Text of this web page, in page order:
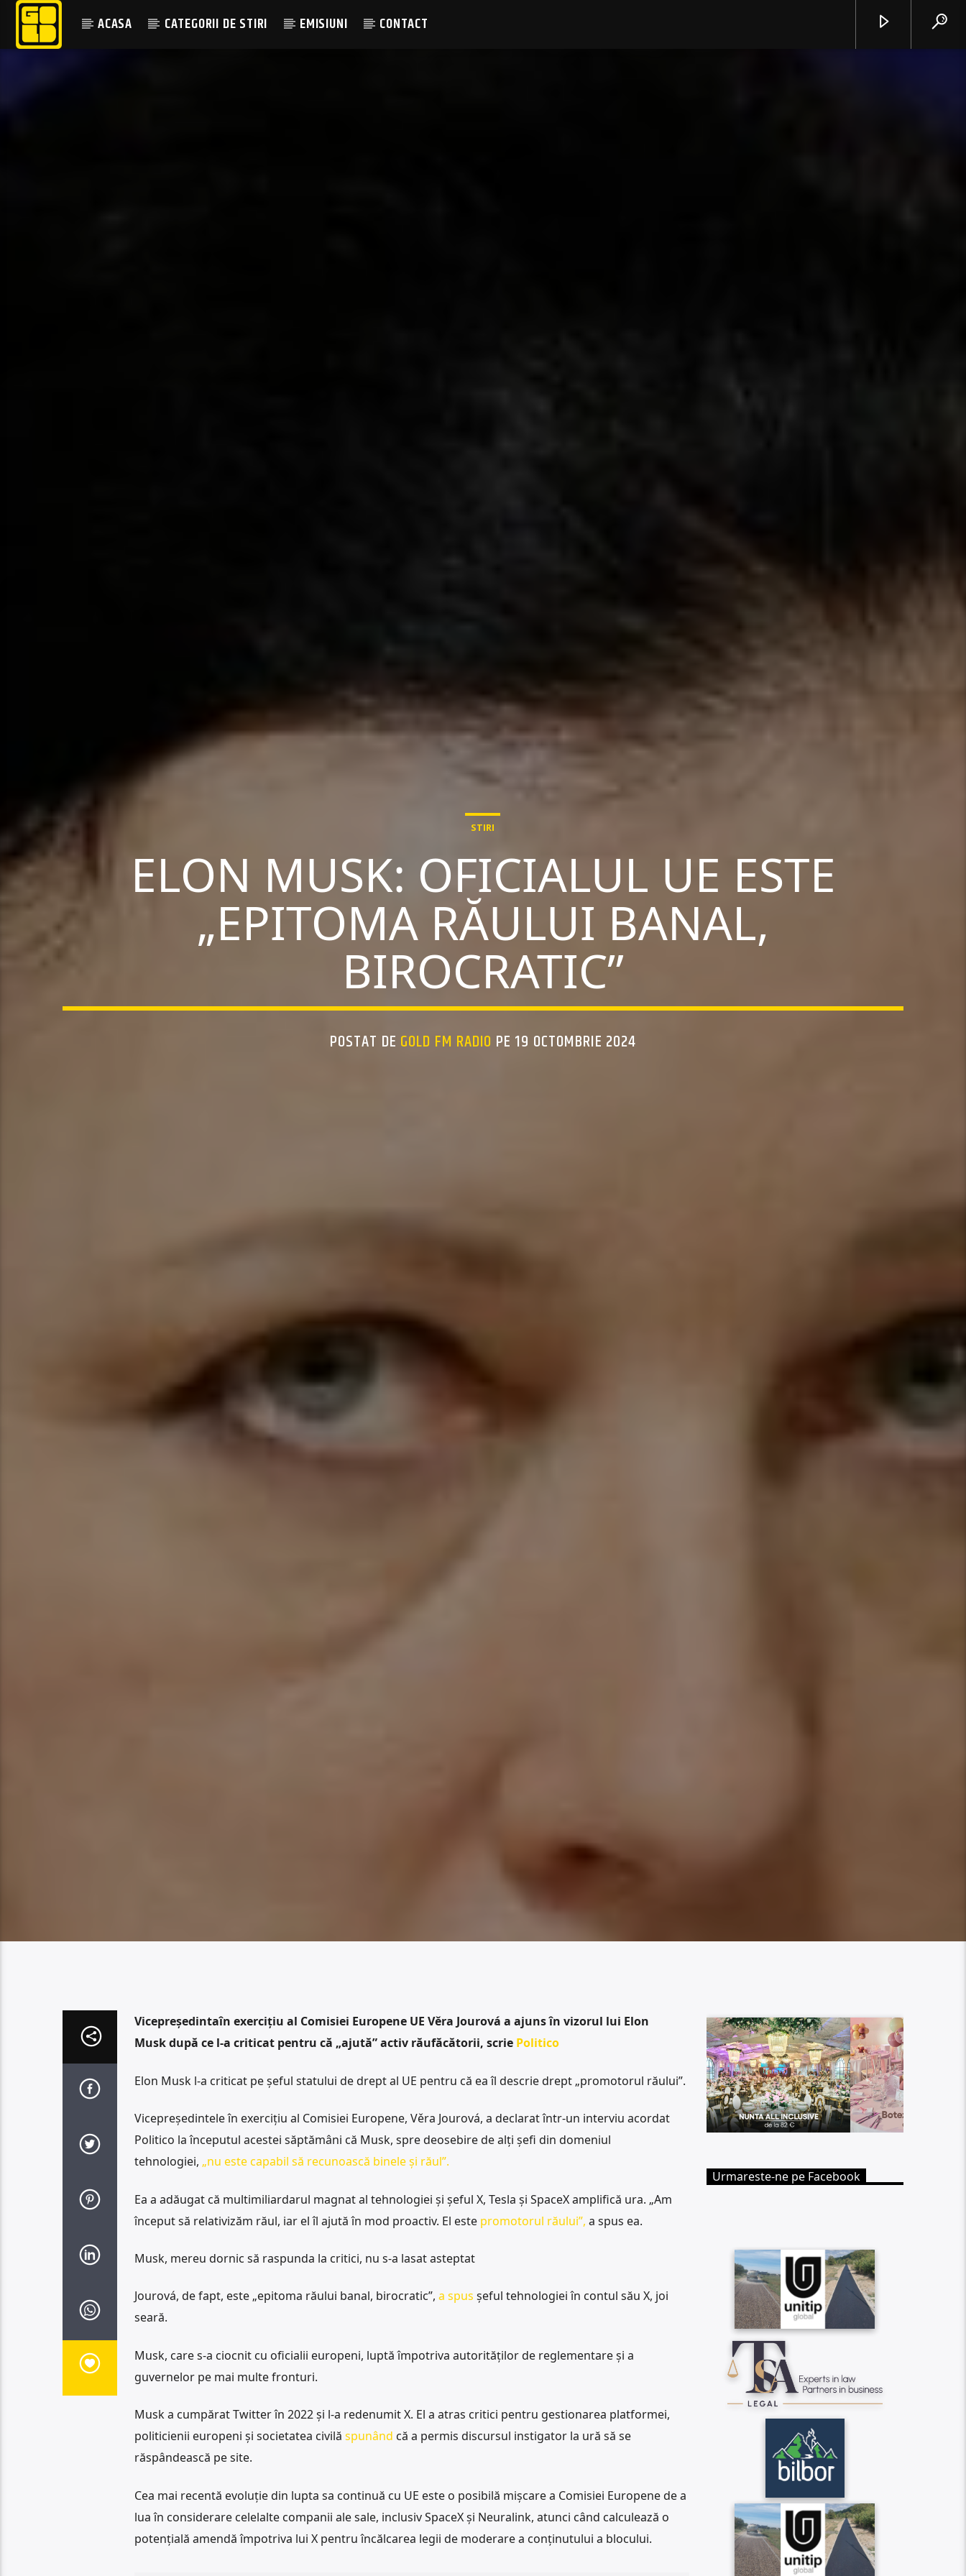
ACASA CATEGORII DE STIRI EMISIUNI CONTACT
STIRI
ELON MUSK: OFICIALUL UE ESTE
„EPITOMA RĂULUI BANAL,
BIROCRATIC”
POSTAT DE GOLD FM RADIO PE 19 OCTOMBRIE 2024
Vicepreședintaîn exercițiu al Comisiei Europene UE Věra Jourová a ajuns în vizorul lui Elon
Musk după ce l-a criticat pentru că „ajută” activ răufăcătorii, scrie Politico
Elon Musk l-a criticat pe șeful statului de drept al UE pentru că ea îl descrie drept „promotorul răului”.
Vicepreședintele în exercițiu al Comisiei Europene, Věra Jourová, a declarat într-un interviu acordat
Politico la începutul acestei săptămâni că Musk, spre deosebire de alți șefi din domeniul
tehnologiei, „nu este capabil să recunoască binele și răul”.
Ea a adăugat că multimiliardarul magnat al tehnologiei și șeful X, Tesla și SpaceX amplifică ura. „Am
început să relativizăm răul, iar el îl ajută în mod proactiv. El estepromotorul răului”, a spus ea.
Musk, mereu dornic să raspunda la critici, nu s-a lasat asteptat
Jourová, de fapt, este „epitoma răului banal, birocratic”, a spus șeful tehnologiei în contul său X, joi
seară.
Musk, care s-a ciocnit cu oficialii europeni, luptă împotriva autorităților de reglementare și a
guvernelor pe mai multe fronturi.
Musk a cumpărat Twitter în 2022 și l-a redenumit X. El a atras critici pentru gestionarea platformei,
politicienii europeni și societatea civilă spunând că a permis discursul instigator la ură să se
răspândească pe site.
Cea mai recentă evoluție din lupta sa continuă cu UE este o posibilă mișcare a Comisiei Europene de a
lua în considerare celelalte companii ale sale, inclusiv SpaceX și Neuralink, atunci când calculează o
potențială amendă împotriva lui X pentru încălcarea legii de moderare a conținutului a blocului.
Urmareste-ne pe Facebook